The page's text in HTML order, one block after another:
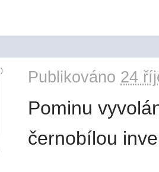
Publikováno 24
Pominu
černobílou